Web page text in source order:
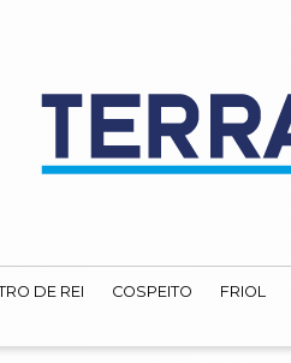
DE REI COSPEITO FRIOL